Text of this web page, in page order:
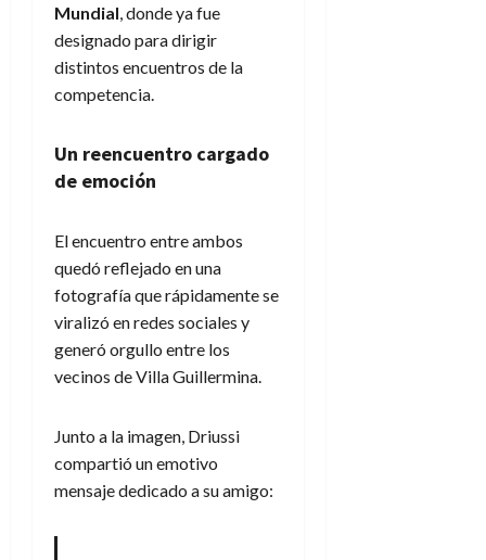
Mundial , donde ya fue
designado para dirigir
distintos encuentros de la
competencia.
Un reencuentro cargado
de emoción
El encuentro entre ambos
quedó reflejado en una
fotografía que rápidamente se
viralizó en redes sociales y
generó orgullo entre los
vecinos de Villa Guillermina.
Junto a la imagen, Driussi
compartió un emotivo
mensaje dedicado a su amigo: